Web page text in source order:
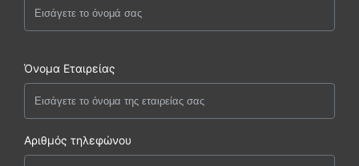
Όνομα Εταιρείας
Αριθμός τηλεφώνου